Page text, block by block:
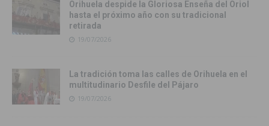
Orihuela despide la Gloriosa Enseña del Oriol
hasta el próximo año con su tradicional
retirada
19/07/2026
La tradición toma las calles de Orihuela en el
multitudinario Desfile del Pájaro
19/07/2026